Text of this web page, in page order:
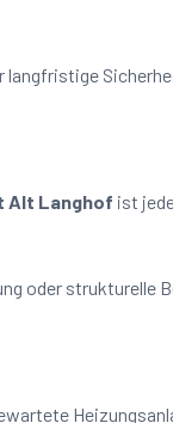
langfristige
Alt Langhof ist
oder strukturelle